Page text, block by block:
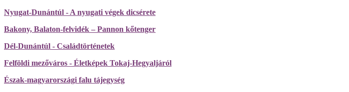
Nyugat-Dunántúl - A nyugati végek dicsérete
Bakony, Balaton-felvidék – Pannon kőtenger
Dél-Dunántúl - Családtörténetek
Felföldi mezőváros - Életképek Tokaj-Hegyaljáról
Észak-magyarországi falu tájegység